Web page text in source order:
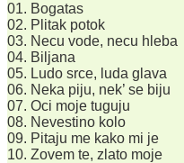
01. Bogatas
02. Plitak potok
03. Necu vode, necu hleba
04. Biljana
05. Ludo srce, luda glava
06. Neka piju, nek’ se biju
07. Oci moje tuguju
08. Nevestino kolo
09. Pitaju me kako mi je
10. Zovem te, zlato moje